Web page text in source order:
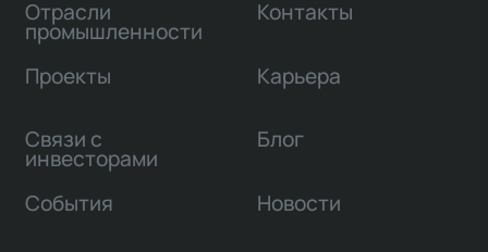
Отрасли
промышленности
Проекты
Связи с
инвесторами
Контакты
Карьера
Блог
События Новости